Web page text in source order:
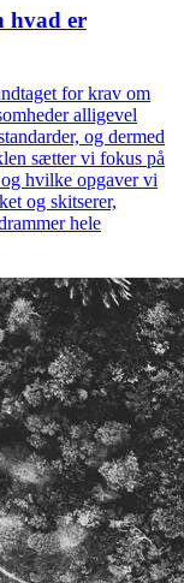
hvad er
for krav om
alligevel
og dermed
sætter vi fokus på
hvilke opgaver vi
og skitserer,
hele